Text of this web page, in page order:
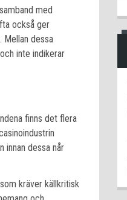
med
också ger
Mellan dessa
inte indikerar
finns det flera
innan dessa når
kräver källkritisk